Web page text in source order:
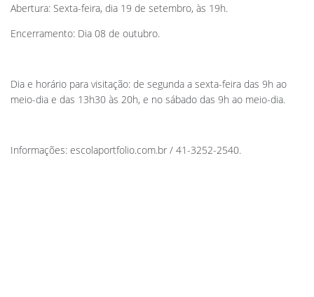
Abertura: Sexta-feira, dia 19 de setembro, às 19h.
Encerramento: Dia 08 de outubro.
Dia e horário para visitação: de segunda a sexta-feira das 9h ao
meio-dia e das 13h30 às 20h, e no sábado das 9h ao meio-dia.
Informações: escolaportfolio.com.br / 41-3252-2540.